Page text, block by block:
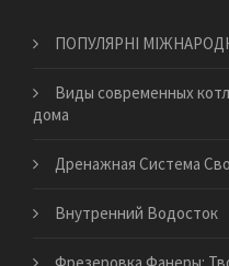
ПОПУЛЯРНІ
​Виды современных
дома
Дренажная Система
Внутренний Водосток